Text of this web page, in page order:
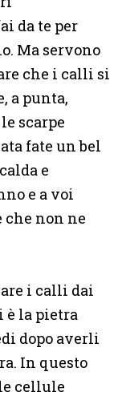
da te per
Ma servono
che i calli si
a punta,
scarpe
fate un bel
e
e a voi
che non ne
i calli dai
è la pietra
dopo averli
In questo
cellule